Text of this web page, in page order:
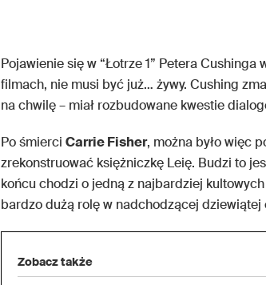
Pojawienie się w “Łotrze 1” Petera
filmach, nie musi być już… żywy. Cushing
na chwilę – miał rozbudowane kwestie
Po śmierci Carrie Fisher, można było więc
zrekonstruować księżniczkę Leię. Budzi to
końcu chodzi o jedną z najbardziej
bardzo dużą rolę w nadchodzącej dziewiątej
Zobacz także